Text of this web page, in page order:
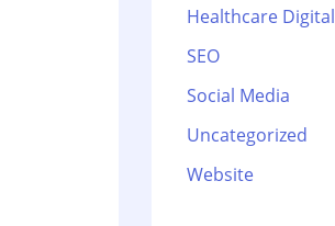
Healthcare Digital
SEO
Social Media
Uncategorized
Website